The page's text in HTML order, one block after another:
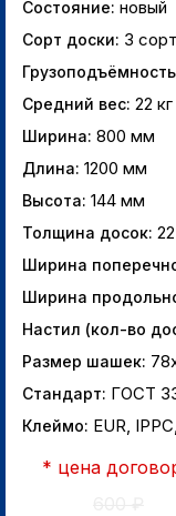
Состояние: новый
Сорт доски: 3 сорт
Средний вес: 22 кг
Ширина: 800 мм
Длина: 1200 мм
Высота: 144 мм
Толщина досок:
Ширина
Ширина
Настил (кол-во
Размер шашек:
Стандарт: ГОСТ
Клеймо: EUR,
* цена